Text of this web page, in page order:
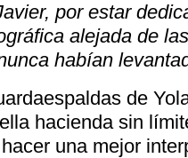
por estar
alejada de
habían
de
hacienda sin
una mejor